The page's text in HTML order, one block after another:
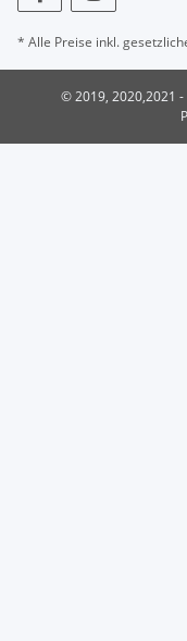
* Alle Preise inkl.
© 2019, 2020,2021 -